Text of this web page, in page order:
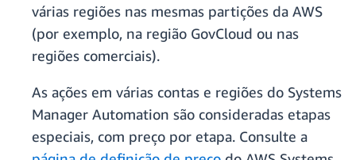
várias regiões nas mesmas partições da AWS
(por exemplo, na região GovCloud ou nas
regiões comerciais).
As ações em várias contas e regiões do Systems
Manager Automation são consideradas etapas
especiais, com preço por etapa. Consulte a